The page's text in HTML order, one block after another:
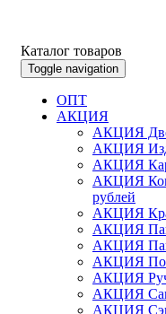
Каталог товаров
Toggle navigation
ОПТ
АКЦИЯ
АКЦИЯ
АКЦИЯ
АКЦИЯ
АКЦИЯ
рублей
АКЦИЯ
АКЦИЯ
АКЦИЯ
АКЦИЯ
АКЦИЯ
АКЦИЯ
АКЦИЯ